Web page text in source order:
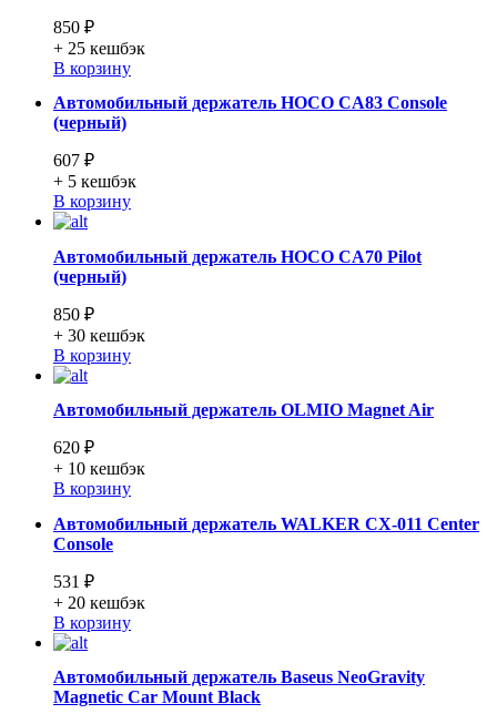
850 ₽
+ 25 кешбэк
В корзину
Автомобильный держатель HOCO CA83 Console
(черный)
607 ₽
+ 5 кешбэк
В корзину
Автомобильный держатель HOCO CA70 Pilot
(черный)
850 ₽
+ 30 кешбэк
В корзину
Автомобильный держатель OLMIO Magnet Air
620 ₽
+ 10 кешбэк
В корзину
Автомобильный держатель WALKER CX-011 Center
Console
531 ₽
+ 20 кешбэк
В корзину
Автомобильный держатель Baseus NeoGravity
Magnetic Car Mount Black